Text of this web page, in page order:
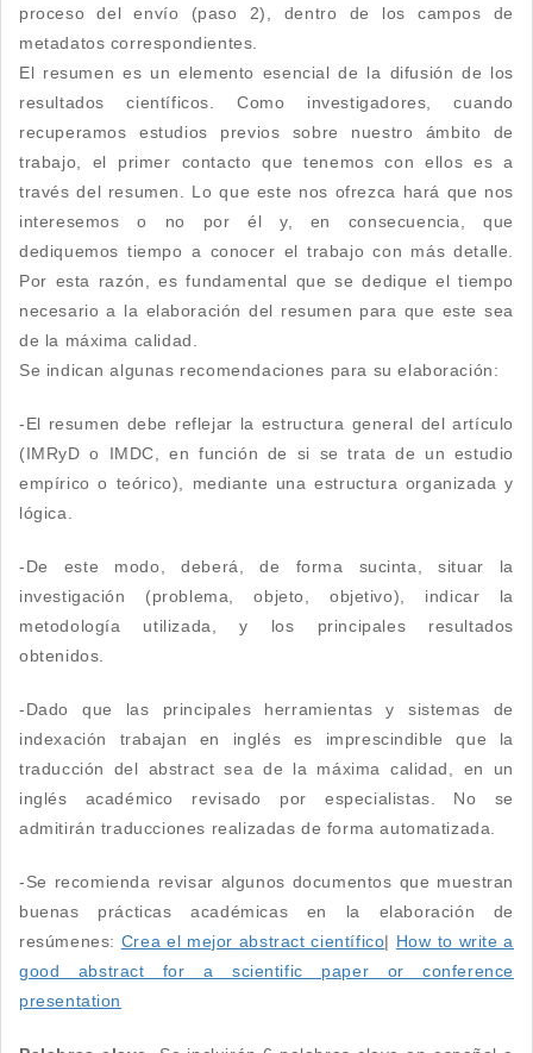
proceso del envío (paso 2), dentro de los campos de
metadatos correspondientes.
El resumen es un elemento esencial de la difusión de los
resultados científicos. Como investigadores, cuando
recuperamos estudios previos sobre nuestro ámbito de
trabajo, el primer contacto que tenemos con ellos es a
través del resumen. Lo que este nos ofrezca hará que nos
interesemos o no por él y, en consecuencia, que
dediquemos tiempo a conocer el trabajo con más detalle.
Por esta razón, es fundamental que se dedique el tiempo
necesario a la elaboración del resumen para que este sea
de la máxima calidad.
Se indican algunas recomendaciones para su elaboración:
-El resumen debe reflejar la estructura general del artículo
(IMRyD o IMDC, en función de si se trata de un estudio
empírico o teórico), mediante una estructura organizada y
lógica.
-De este modo, deberá, de forma sucinta, situar la
investigación (problema, objeto, objetivo), indicar la
metodología utilizada, y los principales resultados
obtenidos.
-Dado que las principales herramientas y sistemas de
indexación trabajan en inglés es imprescindible que la
traducción del abstract sea de la máxima calidad, en un
inglés académico revisado por especialistas. No se
admitirán traducciones realizadas de forma automatizada.
-Se recomienda revisar algunos documentos que muestran
buenas prácticas académicas en la elaboración de
resúmenes: Crea el mejor abstract científico| How to write a
good abstract for a scientific paper or conference
presentation